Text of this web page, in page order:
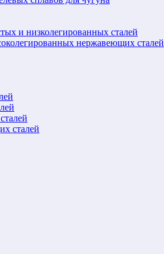
и низколегированных сталей
нержавеющих сталей
сталей